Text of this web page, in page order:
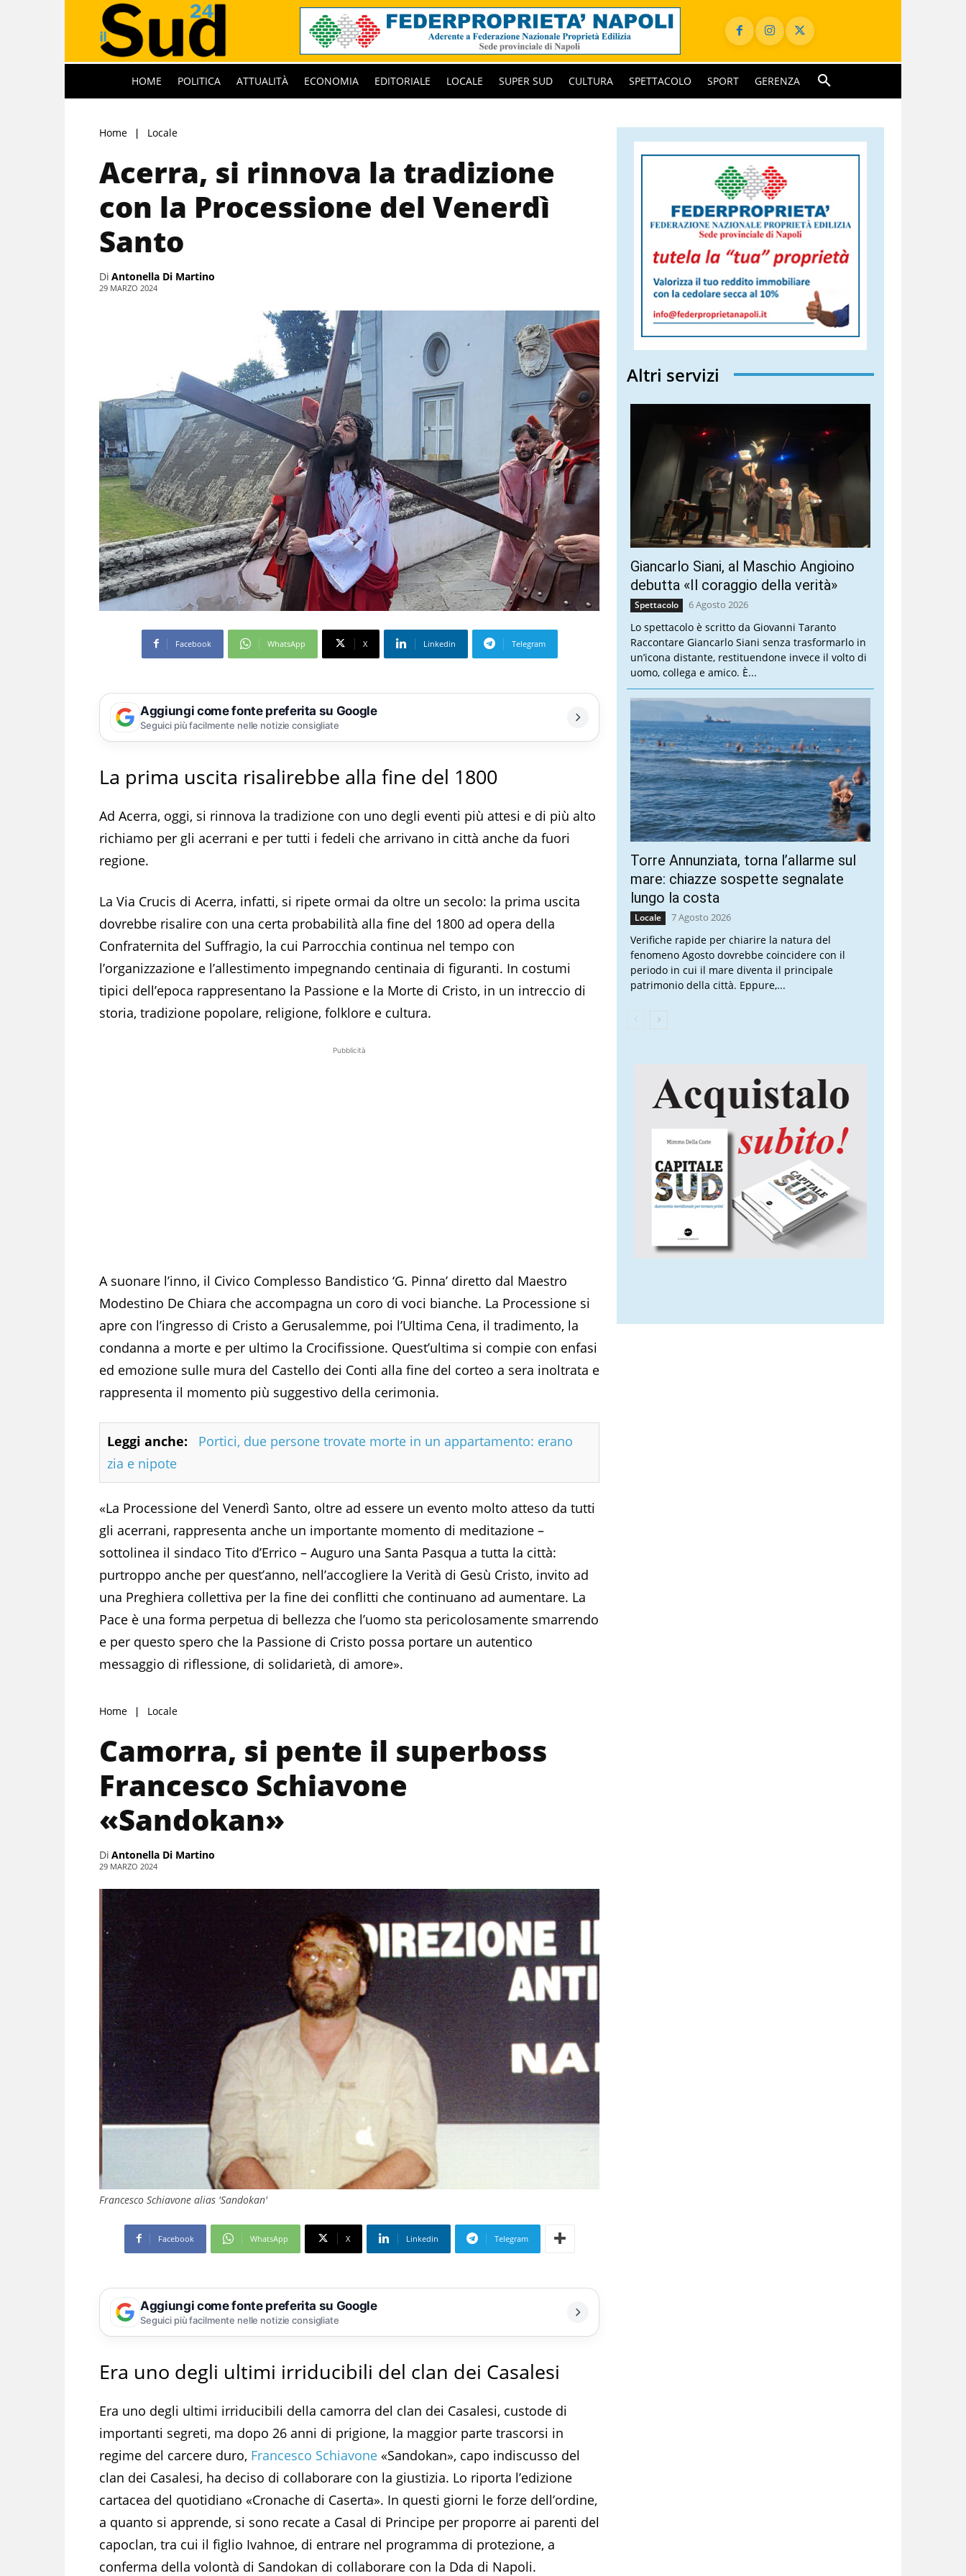
HOME POLITICA ATTUALITÀ ECONOMIA EDITORIALE LOCALE SUPER SUD CULTURA SPETTACOLO SPORT GERENZA
Home Locale
Acerra, si rinnova la tradizione
con la Processione del Venerdì
Santo
Di Antonella Di Martino
29 MARZO 2024
Facebook WhatsApp X Linkedin Telegram
Aggiungi come fonte preferita su Google
Seguici più facilmente nelle notizie consigliate
La prima uscita risalirebbe alla fine del 1800
Ad Acerra, oggi, si rinnova la tradizione con uno degli eventi più attesi e di più alto
richiamo per gli acerrani e per tutti i fedeli che arrivano in città anche da fuori
regione.
La Via Crucis di Acerra, infatti, si ripete ormai da oltre un secolo: la prima uscita
dovrebbe risalire con una certa probabilità alla fine del 1800 ad opera della
Confraternita del Suffragio, la cui Parrocchia continua nel tempo con
l’organizzazione e l’allestimento impegnando centinaia di figuranti. In costumi
tipici dell’epoca rappresentano la Passione e la Morte di Cristo, in un intreccio di
storia, tradizione popolare, religione, folklore e cultura.
Pubblicità
A suonare l’inno, il Civico Complesso Bandistico ‘G. Pinna’ diretto dal Maestro
Modestino De Chiara che accompagna un coro di voci bianche. La Processione si
apre con l’ingresso di Cristo a Gerusalemme, poi l’Ultima Cena, il tradimento, la
condanna a morte e per ultimo la Crocifissione. Quest’ultima si compie con enfasi
ed emozione sulle mura del Castello dei Conti alla fine del corteo a sera inoltrata e
rappresenta il momento più suggestivo della cerimonia.
Leggi anche:
Portici, due persone trovate morte in un appartamento: erano
zia e nipote
«La Processione del Venerdì Santo, oltre ad essere un evento molto atteso da tutti
gli acerrani, rappresenta anche un importante momento di meditazione –
sottolinea il sindaco Tito d’Errico – Auguro una Santa Pasqua a tutta la città:
purtroppo anche per quest’anno, nell’accogliere la Verità di Gesù Cristo, invito ad
una Preghiera collettiva per la fine dei conflitti che continuano ad aumentare. La
Pace è una forma perpetua di bellezza che l’uomo sta pericolosamente smarrendo
e per questo spero che la Passione di Cristo possa portare un autentico
messaggio di riflessione, di solidarietà, di amore».
Home Locale
Camorra, si pente il superboss
Francesco Schiavone
«Sandokan»
Di Antonella Di Martino
29 MARZO 2024
Francesco Schiavone alias 'Sandokan'
Facebook WhatsApp X Linkedin Telegram
Aggiungi come fonte preferita su Google
Seguici più facilmente nelle notizie consigliate
Era uno degli ultimi irriducibili del clan dei Casalesi
Era uno degli ultimi irriducibili della camorra del clan dei Casalesi, custode di
importanti segreti, ma dopo 26 anni di prigione, la maggior parte trascorsi in
regime del carcere duro, Francesco Schiavone «Sandokan», capo indiscusso del
clan dei Casalesi, ha deciso di collaborare con la giustizia. Lo riporta l’edizione
cartacea del quotidiano «Cronache di Caserta». In questi giorni le forze dell’ordine,
a quanto si apprende, si sono recate a Casal di Principe per proporre ai parenti del
capoclan, tra cui il figlio Ivahnoe, di entrare nel programma di protezione, a
conferma della volontà di Sandokan di collaborare con la Dda di Napoli.
Altri servizi
Giancarlo Siani, al Maschio Angioino
debutta «Il coraggio della verità»
Spettacolo 6 Agosto 2026
Lo spettacolo è scritto da Giovanni Taranto
Raccontare Giancarlo Siani senza trasformarlo in
un’icona distante, restituendone invece il volto di
uomo, collega e amico. È...
Torre Annunziata, torna l’allarme sul
mare: chiazze sospette segnalate
lungo la costa
Locale 7 Agosto 2026
Verifiche rapide per chiarire la natura del
fenomeno Agosto dovrebbe coincidere con il
periodo in cui il mare diventa il principale
patrimonio della città. Eppure,...